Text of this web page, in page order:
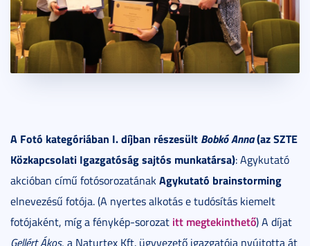
A Fotó kategóriában I. díjban részesült Bobkó Anna(az SZTE
Közkapcsolati Igazgatóság sajtós munkatársa): Agykutató
akcióban című fotósorozatánakAgykutató brainstorming
elnevezésű fotója. (A nyertes alkotás e tudósítás kiemelt
fotójaként, míg a fénykép-sorozat itt megtekinthető) A díjat
Gellért Ákos, a Naturtex Kft. ügyvezető igazgatója nyújtotta át